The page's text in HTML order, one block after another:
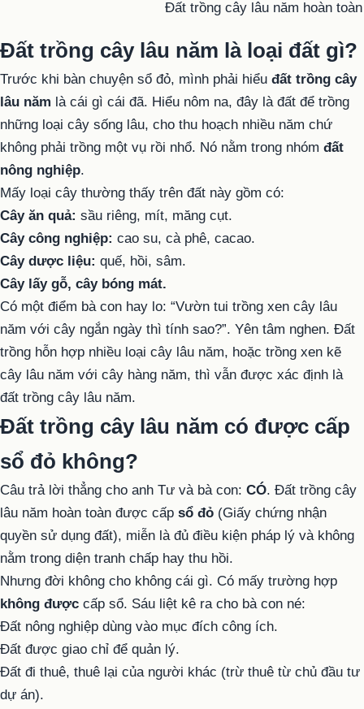
Đất trồng cây lâu năm hoàn
Đất trồng cây lâu năm là loại đất gì?
Trước khi bàn chuyện sổ đỏ, mình phải hiểu đất trồng cây
lâu năm là cái gì cái đã. Hiểu nôm na, đây là đất để trồng
những loại cây sống lâu, cho thu hoạch nhiều năm chứ
không phải trồng một vụ rồi nhổ. Nó nằm trong nhóm đất
nông nghiệp.
Mấy loại cây thường thấy trên đất này gồm có:
Cây ăn quả: sầu riêng, mít, măng cụt.
Cây công nghiệp: cao su, cà phê, cacao.
Cây dược liệu: quế, hồi, sâm.
Cây lấy gỗ, cây bóng mát.
Có một điểm bà con hay lo: “Vườn tui trồng xen cây lâu
năm với cây ngắn ngày thì tính sao?”. Yên tâm nghen. Đất
trồng hỗn hợp nhiều loại cây lâu năm, hoặc trồng xen kẽ
cây lâu năm với cây hàng năm, thì vẫn được xác định là
đất trồng cây lâu năm.
Đất trồng cây lâu năm có được cấp
sổ đỏ không?
Câu trả lời thẳng cho anh Tư và bà con: CÓ. Đất trồng cây
lâu năm hoàn toàn được cấp sổ đỏ (Giấy chứng nhận
quyền sử dụng đất), miễn là đủ điều kiện pháp lý và không
nằm trong diện tranh chấp hay thu hồi.
Nhưng đời không cho không cái gì. Có mấy trường hợp
không được cấp sổ. Sáu liệt kê ra cho bà con né:
Đất nông nghiệp dùng vào mục đích công ích.
Đất được giao chỉ để quản lý.
Đất đi thuê, thuê lại của người khác (trừ thuê từ chủ đầu tư
dự án).